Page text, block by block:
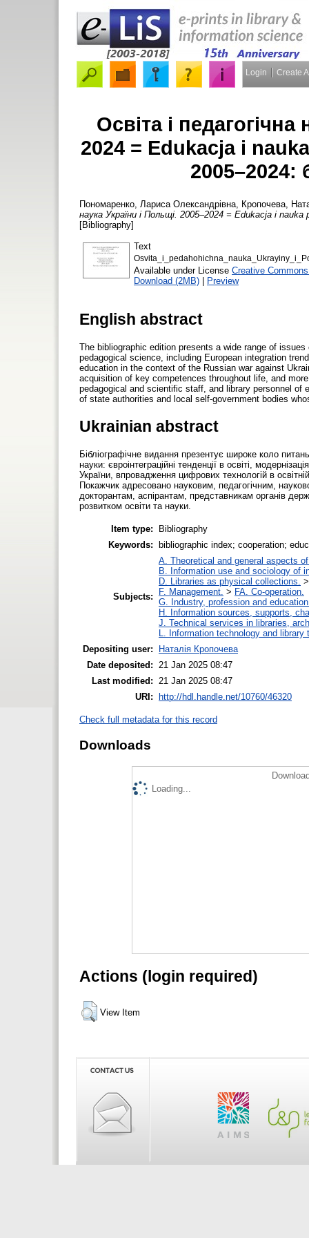
Login Create
Освіта і
2024 = Edukacja i
2005–2024:
Пономаренко, Лариса Олександрівна
Кропочева,
наука України і Польщі. 2005–2024 = Edukacja i
[Bibliography]
Text
Available under License Creative
Download (2MB) | Preview
English abstract
The bibliographic edition presents a wide range of
pedagogical science, including European integration
education in the context of the Russian war against
acquisition of key competences throughout life, and
pedagogical and scientific staff, and library personnel of
of state authorities and local self-government bodies
Ukrainian abstract
Бібліографічне видання презентує широке коло
науки: євроінтеграційні тенденції в освіті,
України, впровадження цифрових технологій в
Покажчик адресовано науковим, педагогічним,
докторантам, аспірантам, представникам органів
розвитком освіти та науки.
Item type:
Bibliography
Keywords:
bibliographic index; cooperation;
Subjects:
A. Theoretical and general aspects
B. Information use and sociology of
D. Libraries as physical collections.
F. Management. > FA. Co-operation.
G. Industry, profession and
H. Information sources, supports,
J. Technical services in libraries,
L. Information technology and library
Depositing user:
Наталія Кропочева
Date deposited:
21 Jan 2025 08:47
Last modified:
21 Jan 2025 08:47
URI:
http://hdl.handle.net/10760/46320
Check full metadata for this record
Downloads
Loading...
Actions (login required)
View Item